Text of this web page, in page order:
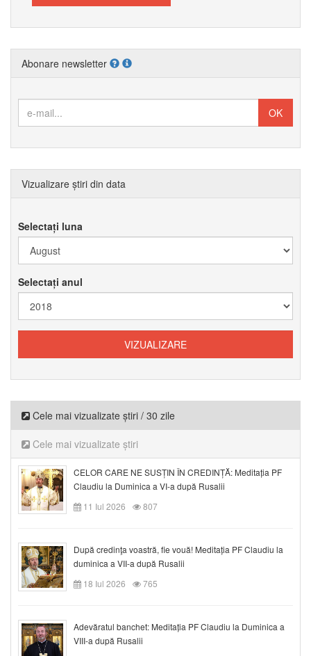
Abonare newsletter
Vizualizare știri din data
Selectați luna
Selectați anul
Cele mai vizualizate știri / 30 zile
Cele mai vizualizate știri
CELOR CARE NE SUSȚIN ÎN CREDINȚĂ: Meditația PF
Claudiu la Duminica a VI-a după Rusalii
11 Iul 2026
807
După credinţa voastră, fie vouă! Meditația PF Claudiu la
duminica a VII-a după Rusalii
18 Iul 2026
765
Adevăratul banchet: Meditația PF Claudiu la Duminica a
VIII-a după Rusalii